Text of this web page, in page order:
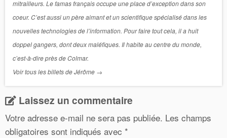
mitrailleurs. Le famas français occupe une place d’exception dans son
coeur. C’est aussi un père aimant et un scientifique spécialisé dans les
nouvelles technologies de l’information. Pour faire tout cela, il a huit
doppel gangers, dont deux maléfiques. Il habite au centre du monde,
c’est-à-dire près de Colmar.
Voir tous les billets de Jérôme →
Laissez un commentaire
Votre adresse e-mail ne sera pas publiée. Les champs
obligatoires sont indiqués avec *